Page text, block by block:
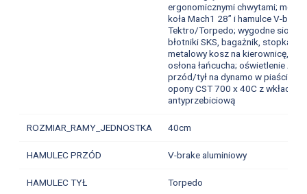
ergonomicznymi chwytami; mocne
koła Mach1 28” i hamulce V-brake
Tektro/Torpedo; wygodne
błotniki SKS, bagażnik, stopka,
metalowy kosz na kierownicę,
osłona łańcucha; oświetlenie AXA
przód/tył na dynamo w piaście;
opony CST 700 x 40C z wkładką
antyprzebiciową
ROZMIAR_RAMY_JEDNOSTKA 40cm
HAMULEC PRZÓD V-brake aluminiowy
HAMULEC TYŁ Torpedo